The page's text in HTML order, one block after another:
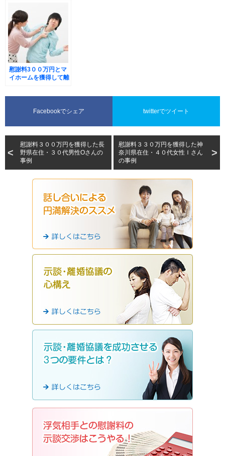
慰謝料3００万円とマ
イホームを獲得して離
Facebookでシェア twitterでツイート
慰謝料３００万円を獲得した長
野県在住・３０代男性Oさんの
事例
慰謝料３３０万円を獲得した神
奈川県在住・４０代女性Ｉさん
の事例